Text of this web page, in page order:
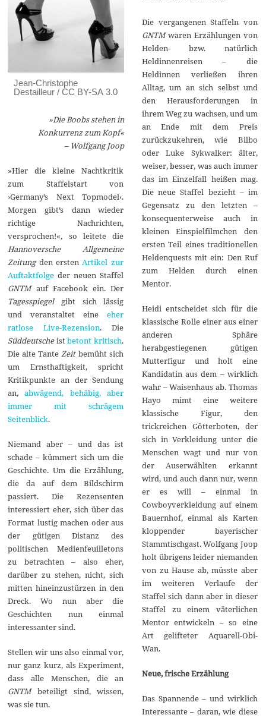
Jean-Christophe
Destailleur / CC BY-SA 3.0
»Die Boobs stehen in
Konkurrenz zum Kopf«
– Wolfgang Joop
»Hier die kleine Nachtkritik
zum Staffelstart von
›Germany’s Next Topmodel‹.
Morgen gibt’s dann wieder
richtige Nachrichten,
versprochen!«, so leitete die
Hannoversche Allgemeine
Zeitungden erstenArtikel zur
Auftaktfolge der neuen Staffel
GNTMauf Facebook ein. Der
Tagesspiegelgibt sich lässig
und veranstaltet eineeher
ratlose Live-Rezension. Die
Süddeutscheistbetont kritisch.
Die alte TanteZeitbemüht sich
um Ernsthaftigkeit, spricht
Kritikpunkte an der Sendung
an,abwägend, behäbig, aber
immer mit schrägem
Seitenblick.
Niemand aber – und das ist
schade – kümmert sich um die
Geschichte. Um die Erzählung,
die da auf dem Bildschirm
passiert. Die Rezensenten
interessiert eher, sich über das
Format lustig machen oder aus
der gütigen Distanz des
politischen Medienfeuilletons
zu betrachten – also eher,
darüber zu stehen, nicht, sich
mitten hineinzustürzen in den
Dreck. Wo nun aber die
Geschichten nun einmal
interessanter sind.
Stellen wir uns also einmal vor,
nur ganz kurz, als Experiment,
dass alle Menschen, die an
GNTMbeteiligt sind, wissen,
was sie tun.
Die vergangenen Staffeln von
GNTMwaren Erzählungen von
Helden- bzw. natürlich
Heldinnenreisen – die
Heldinnen verließen ihren
Alltag, um an sich selbst und
den Herausforderungen in
ihrem Weg zu wachsen, und um
an Ende mit dem Preis
zurückzukehren, wie Bilbo
oder Luke Sykwalker: älter,
weiser, besser, was auch immer
das im Einzelfall heißen mag.
Die neue Staffel bezieht – im
Gegensatz zu den letzten –
konsequenterweise auch in
kleinen Einspielfilmchen den
ersten Teil eines traditionellen
Heldenquests mit ein: Den Ruf
zum Helden durch einen
Mentor.
Heidi entscheidet sich für die
klassische Rolle einer aus einer
anderen Sphäre
herabgestiegenen gütigen
Mutterfigur und holt eine
Kandidatin aus dem – wirklich
wahr – Waisenhaus ab. Thomas
Hayo mimt eine weitere
klassische Figur, den
trickreichen Götterboten, der
sich in Verkleidung unter die
Menschen wagt und nur von
der Auserwählten erkannt
wird, und auch dann nur, wenn
er es will – einmal in
Cowboyverkleidung auf einem
Bauernhof, einmal als Karten
kloppender bayerischer
Stammtischgast. Wolfgang Joop
holt übrigens leider niemanden
von zu Hause ab, müsste aber
im weiteren Verlaufe der
Staffel sich dann aber in dieser
Staffel zu einem väterlichen
Mentor entwickeln – so eine
Art gelifteter Aquarell-Obi-
Wan.
Neue, frische Erzählung
Das Spannende – und wirklich
Interessante – daran, wie diese